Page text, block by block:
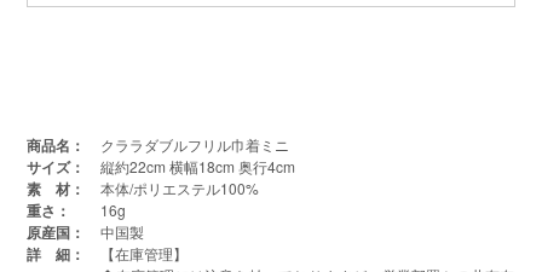
商品名： クララダブルフリル巾着ミニ
サイズ： 縦約22cm 横幅18cm 奥行4cm
素 材： 本体/ポリエステル100%
重さ： 16g
原産国： 中国製
詳 細：
【在庫管理】